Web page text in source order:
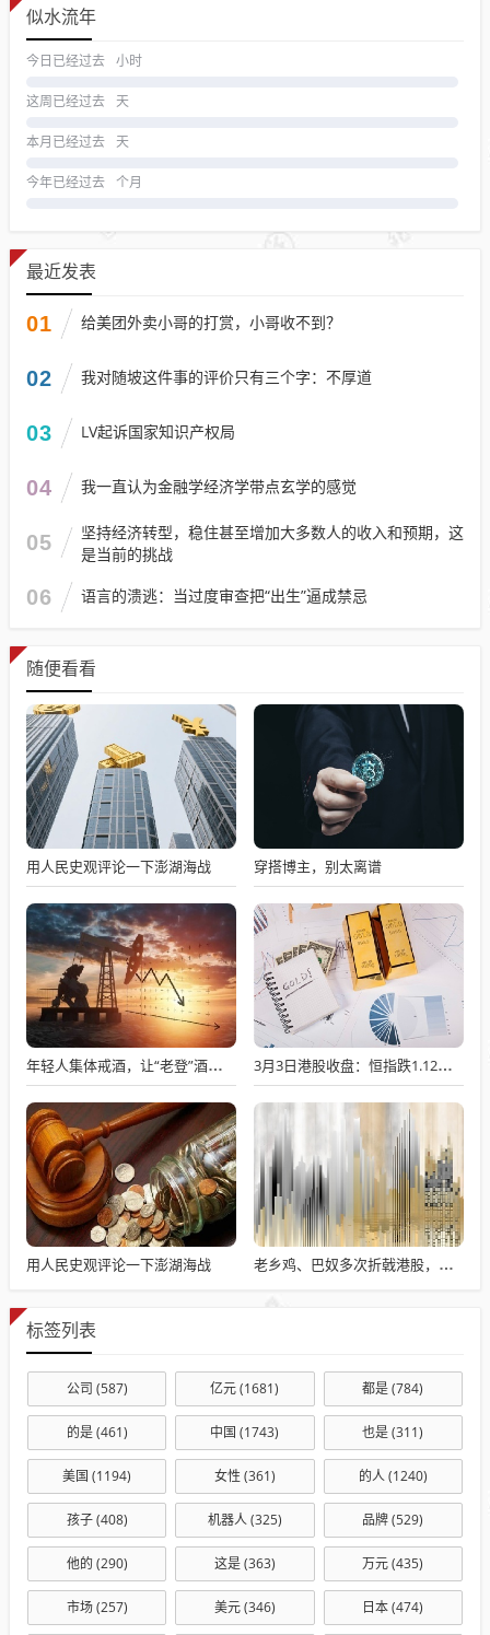
似水流年
今日已经过去 小时
这周已经过去 天
本月已经过去 天
今年已经过去 个月
最近发表
01 给美团外卖小哥的打赏，小哥收不到？
02 我对随坡这件事的评价只有三个字：不厚道
03 LV起诉国家知识产权局
04 我一直认为金融学经济学带点玄学的感觉
05
坚持经济转型，稳住甚至增加大多数人的收入和预期，这
是当前的挑战
06 语言的溃逃：当过度审查把“出生”逼成禁忌
随便看看
用人民史观评论一下澎湖海战 穿搭博主，别太离谱
年轻人集体戒酒，让“老登”酒企的天快塌了 3月3日港股收盘：恒指跌1.12% 恒生科技指数跌2.26%
用人民史观评论一下澎湖海战 老乡鸡、巴奴多次折戟港股，餐饮上市变难了吗？
标签列表
公司 (587) 亿元(1681) 都是(784)
的是(461) 中国 (1743) 也是(311)
美国 (1194) 女性 (361) 的人(1240)
孩子(408) 机器人(325) 品牌(529)
他的 (290) 这是(363) 万元(435)
市场(257) 美元(346) 日本(474)